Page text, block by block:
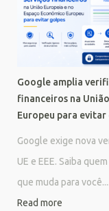
Google amplia
financeiros na
Europeu para evitar
Google exige nova
UE e EEE. Saiba
que muda para você....
Read more